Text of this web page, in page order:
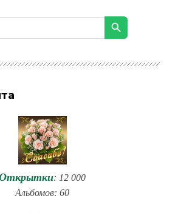
: 12 000
Альбомов: 60